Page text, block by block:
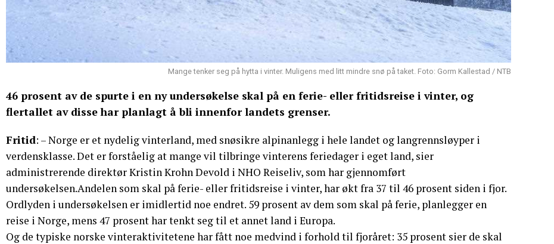
Mange tenker seg på hytta i vinter. Muligens med litt mindre snø på taket. Foto: Gorm Kallestad / NTB
46 prosent av de spurte i en ny undersøkelse skal på en ferie- eller fritidsreise i vinter, og
flertallet av disse har planlagt å bli innenfor landets grenser.
Fritid: – Norge er et nydelig vinterland, med snøsikre alpinanlegg i hele landet og langrennsløyper i
verdensklasse. Det er forståelig at mange vil tilbringe vinterens feriedager i eget land, sier
administrerende direktør Kristin Krohn Devold i NHO Reiseliv, som har gjennomført
undersøkelsen.Andelen som skal på ferie- eller fritidsreise i vinter, har økt fra 37 til 46 prosent siden i fjor.
Ordlyden i undersøkelsen er imidlertid noe endret. 59 prosent av dem som skal på ferie, planlegger en
reise i Norge, mens 47 prosent har tenkt seg til et annet land i Europa.
Og de typiske norske vinteraktivitetene har fått noe medvind i forhold til fjoråret: 35 prosent sier de skal